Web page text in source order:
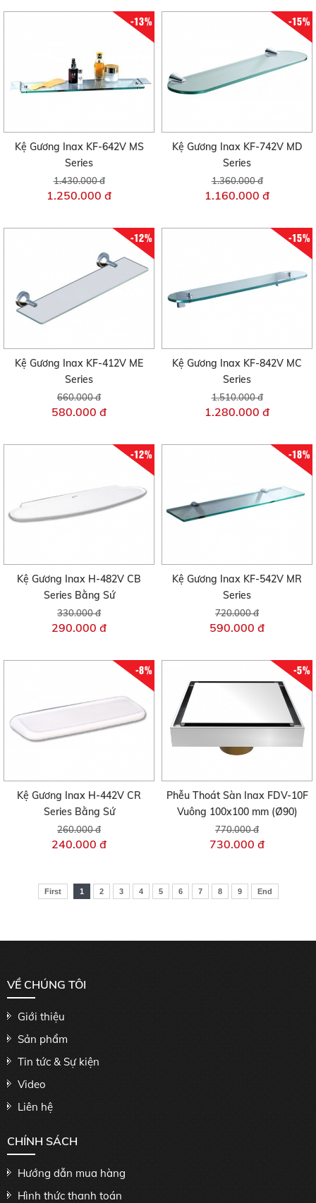
-13%
Kệ Gương Inax KF-642V MS
Series
1.430.000 đ
1.250.000 đ
-15%
Kệ Gương Inax KF-742V MD
Series
1.360.000 đ
1.160.000 đ
-12%
Kệ Gương Inax KF-412V ME
Series
660.000 đ
580.000 đ
-15%
Kệ Gương Inax KF-842V MC
Series
1.510.000 đ
1.280.000 đ
-12%
Kệ Gương Inax H-482V CB
Series Bằng Sứ
330.000 đ
290.000 đ
-18%
Kệ Gương Inax KF-542V MR
Series
720.000 đ
590.000 đ
-8%
Kệ Gương Inax H-442V CR
Series Bằng Sứ
260.000 đ
240.000 đ
-5%
Phễu Thoát Sàn Inax FDV-10F
Vuông 100x100 mm (Ø90)
770.000 đ
730.000 đ
First 1 2 3 4 5 6 7 8 9 End
VỀ CHÚNG TÔI
Giới thiệu
Sản phẩm
Tin tức & Sự kiện
Video
Liên hệ
CHÍNH SÁCH
Hướng dẫn mua hàng
Hình thức thanh toán